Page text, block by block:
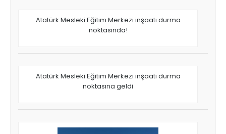
Atatürk Mesleki Eğitim Merkezi inşaatı durma
noktasında!
Atatürk Mesleki Eğitim Merkezi inşaatı durma
noktasına geldi